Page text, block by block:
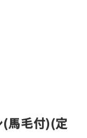
品
シー(馬毛付)(定